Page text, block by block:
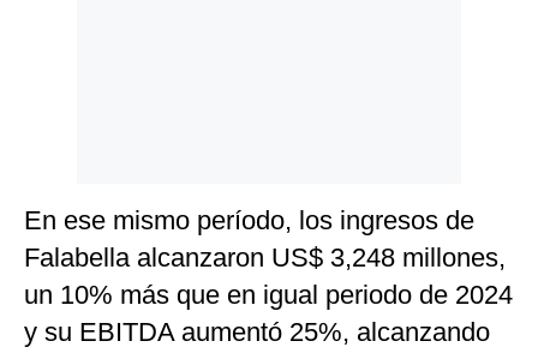
En ese mismo período, los ingresos de
Falabella alcanzaron US$ 3,248 millones,
un 10% más que en igual periodo de 2024
y su EBITDA aumentó 25%, alcanzando